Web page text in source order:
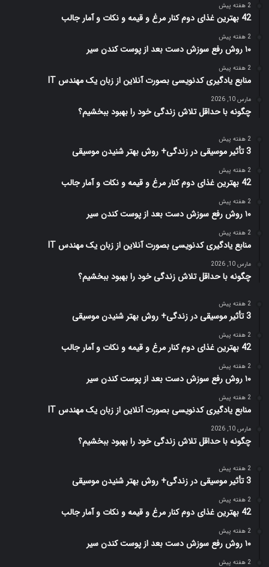
2 هفته پیش
42 بهترین غذای دوم کنار مرغ و قیمه و نکات و آمار جالب
2 هفته پیش
۱۰ روش رفع سوزش دست بعد از پوست کندن سیر
2 هفته پیش
منابع یادگیری کدنویسی بصورت آنلاین از زبان یک مهندس IT
مارس 10, 2026
چگونه با حداقل تلاش زندگی خود را بهبود ببخشیم؟
2 هفته پیش
3 تأثیر موسیقی در زندگی+ روش بهتر شنیدن موسیقی
2 هفته پیش
42 بهترین غذای دوم کنار مرغ و قیمه و نکات و آمار جالب
2 هفته پیش
۱۰ روش رفع سوزش دست بعد از پوست کندن سیر
2 هفته پیش
منابع یادگیری کدنویسی بصورت آنلاین از زبان یک مهندس IT
مارس 10, 2026
چگونه با حداقل تلاش زندگی خود را بهبود ببخشیم؟
2 هفته پیش
3 تأثیر موسیقی در زندگی+ روش بهتر شنیدن موسیقی
2 هفته پیش
42 بهترین غذای دوم کنار مرغ و قیمه و نکات و آمار جالب
2 هفته پیش
۱۰ روش رفع سوزش دست بعد از پوست کندن سیر
2 هفته پیش
منابع یادگیری کدنویسی بصورت آنلاین از زبان یک مهندس IT
مارس 10, 2026
چگونه با حداقل تلاش زندگی خود را بهبود ببخشیم؟
2 هفته پیش
3 تأثیر موسیقی در زندگی+ روش بهتر شنیدن موسیقی
2 هفته پیش
42 بهترین غذای دوم کنار مرغ و قیمه و نکات و آمار جالب
2 هفته پیش
۱۰ روش رفع سوزش دست بعد از پوست کندن سیر
2 هفته پیش